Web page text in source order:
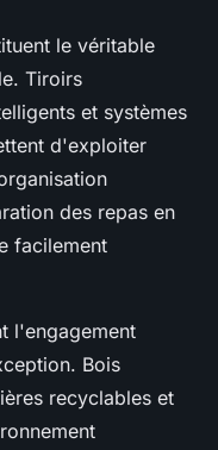
le véritable
Tiroirs
et systèmes
d'exploiter
des repas en
facilement
l'engagement
Bois
recyclables et